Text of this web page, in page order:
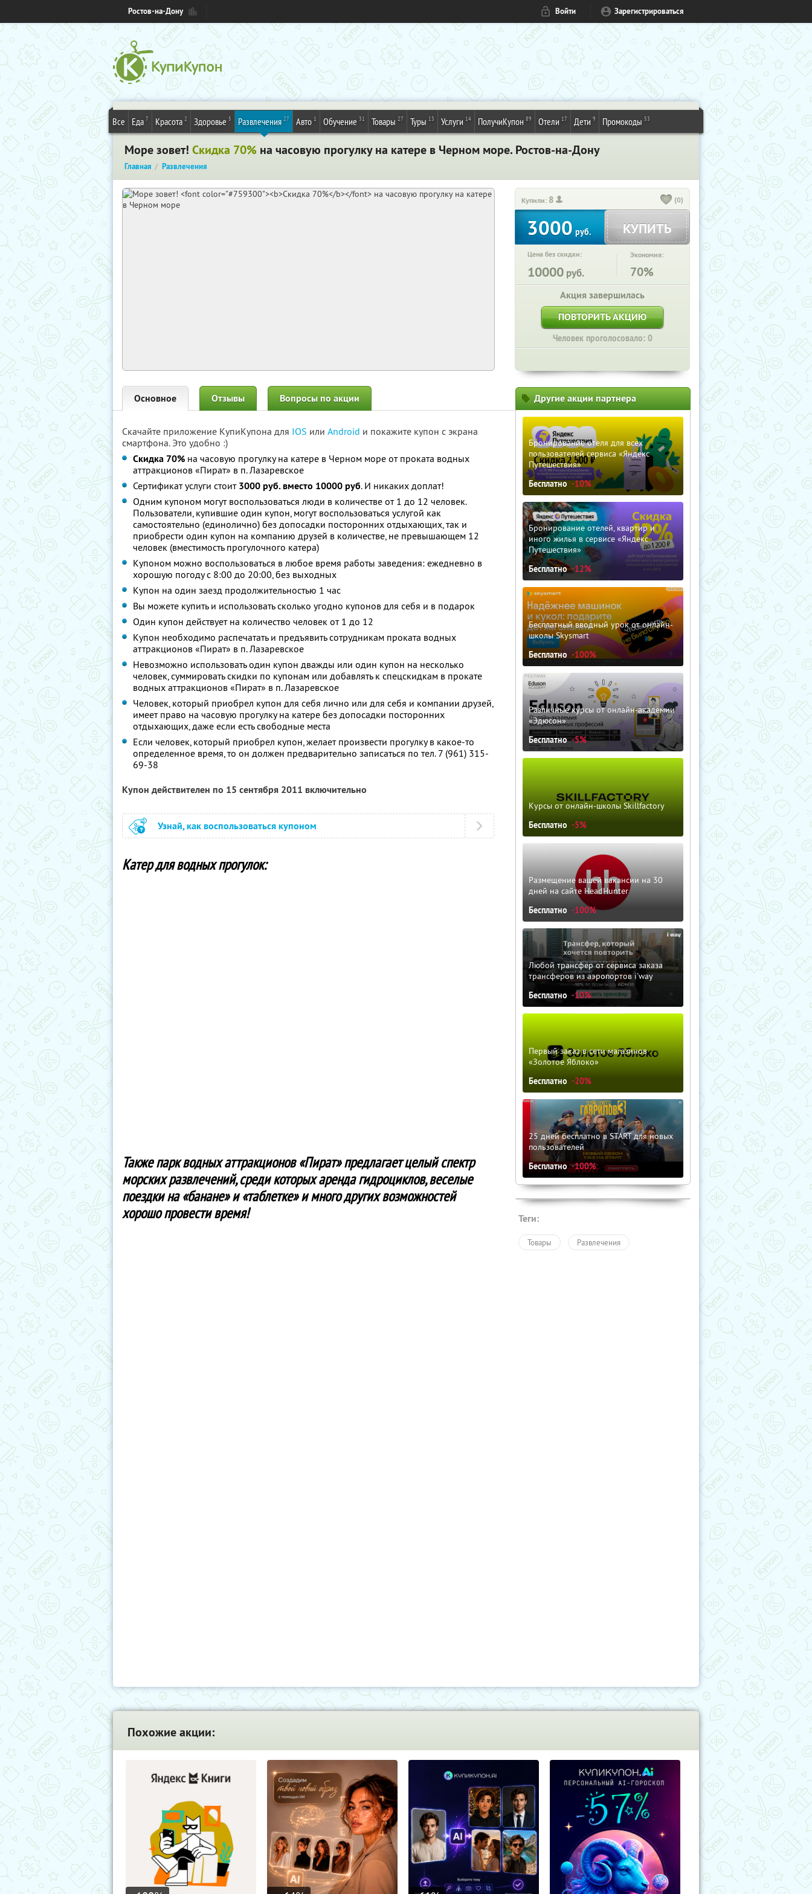
Ростов-на-Дону Войти Зарегистрироваться
Все Еда 7 Красота 2 Здоровье 5 Развлечения 27 Авто 1 Обучение 31 Товары 27 Туры 13 Услуги 14 ПолучиКупон 89 Отели 17 Дети 9 Промокоды 53
Море зовет! Скидка 70% на часовую прогулку на катере в Черном море. Ростов-на-Дону
Главная Развлечения
Купили: 8 (0)
3000руб. КУПИТЬ
Цена без скидки:
10000 руб.
Экономия:
70%
Акция завершилась
ПОВТОРИТЬ АКЦИЮ
Человек проголосовало: 0
Основное Отзывы Вопросы по акции
Скачайте приложение КупиКупона для IOS или Android и покажите купон с экрана
смартфона. Это удобно :)
Скидка 70% на часовую прогулку на катере в Черном море от проката водных
аттракционов «Пират» в п. Лазаревское
Сертификат услуги стоит 3000 руб. вместо 10000 руб. И никаких доплат!
Одним купоном могут воспользоваться люди в количестве от 1 до 12 человек.
Пользователи, купившие один купон, могут воспользоваться услугой как
самостоятельно (единолично) без допосадки посторонних отдыхающих, так и
приобрести один купон на компанию друзей в количестве, не превышающем 12
человек (вместимость прогулочного катера)
Купоном можно воспользоваться в любое время работы заведения: ежедневно в
хорошую погоду с 8:00 до 20:00, без выходных
Купон на один заезд продолжительностью 1 час
Вы можете купить и использовать сколько угодно купонов для себя и в подарок
Один купон действует на количество человек от 1 до 12
Купон необходимо распечатать и предъявить сотрудникам проката водных
аттракционов «Пират» в п. Лазаревское
Невозможно использовать один купон дважды или один купон на несколько
человек, суммировать скидки по купонам или добавлять к спецскидкам в прокате
водных аттракционов «Пират» в п. Лазаревское
Человек, который приобрел купон для себя лично или для себя и компании друзей,
имеет право на часовую прогулку на катере без допосадки посторонних
отдыхающих, даже если есть свободные места
Если человек, который приобрел купон, желает произвести прогулку в какое-то
определенное время, то он должен предварительно записаться по тел. 7 (961) 315-
69-38
Купон действителен по 15 сентября 2011 включительно
Узнай, как воспользоваться купоном
Катер для водных прогулок:
Также парк водных аттракционов «Пират» предлагает целый спектр
морских развлечений, среди которых аренда гидроциклов, веселые
поездки на «банане» и «таблетке» и много других возможностей
хорошо провести время!
Другие акции партнера
Бронирование отеля для всех
пользователей сервиса «Яндекс
Путешествия»
Бесплатно -10%
Бронирование отелей, квартир и
иного жилья в сервисе «Яндекс
Путешествия»
Бесплатно -12%
Бесплатный вводный урок от онлайн-
школы Skysmart
Бесплатно -100%
Различные курсы от онлайн-академии
«Эдюсон»
Бесплатно -5%
Курсы от онлайн-школы Skillfactory
Бесплатно -5%
Размещение вашей вакансии на 30
дней на сайте HeadHunter
Бесплатно -100%
Любой трансфер от сервиса заказа
трансферов из аэропортов i'way
Бесплатно -10%
Первый заказ в сети магазинов
«Золотое Яблоко»
Бесплатно -20%
25 дней бесплатно в START для новых
пользователей
Бесплатно -100%
Теги:
Товары Развлечения
Похожие акции: